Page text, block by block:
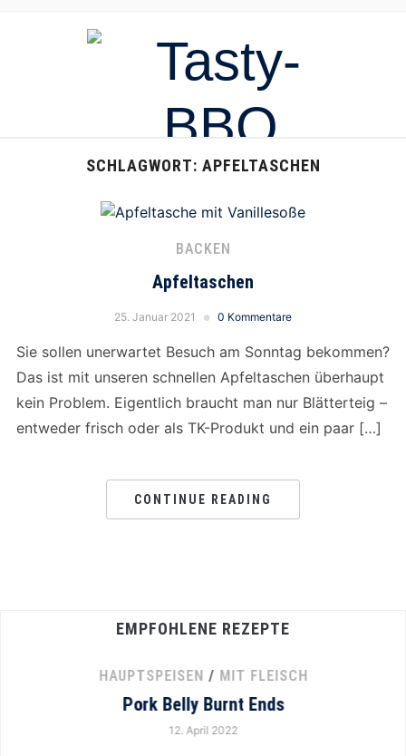
SCHLAGWORT: APFELTASCHEN
BACKEN
Apfeltaschen
25. Januar 2021 0 Kommentare
Sie sollen unerwartet Besuch am Sonntag bekommen?
Das ist mit unseren schnellen Apfeltaschen überhaupt
kein Problem. Eigentlich braucht man nur Blätterteig –
entweder frisch oder als TK-Produkt und ein paar […]
CONTINUE READING
EMPFOHLENE REZEPTE
HAUPTSPEISEN / MIT FLEISCH
Pork Belly Burnt Ends
12. April 2022